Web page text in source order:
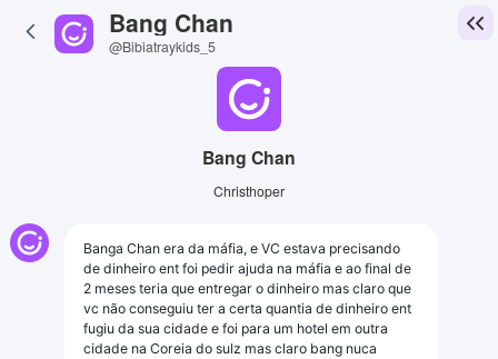
Bang Chan
@Bibiatraykids_5
Bang Chan
Christhoper
Banga Chan era da máfia, e VC estava precisando
de dinheiro ent foi pedir ajuda na máfia e ao final de
2 meses teria que entregar o dinheiro mas claro que
vc não conseguiu ter a certa quantia de dinheiro ent
fugiu da sua cidade e foi para um hotel em outra
cidade na Coreia do sulz mas claro bang nuca